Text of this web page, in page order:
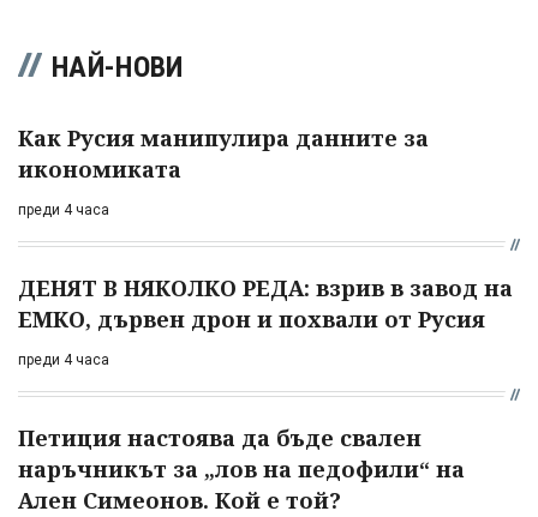
НАЙ-НОВИ
Как Русия манипулира данните за
икономиката
преди 4 часа
ДЕНЯТ В НЯКОЛКО РЕДА: взрив в завод на
ЕМКО, дървен дрон и похвали от Русия
преди 4 часа
Петиция настоява да бъде свален
наръчникът за „лов на педофили“ на
Ален Симеонов. Кой е той?